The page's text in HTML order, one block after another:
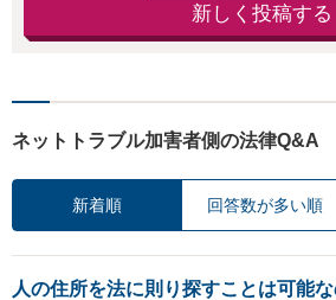
新しく投稿する
ネットトラブル加害者側の法律Q&A
新着順 回答数が多い順
人の住所を法に則り探すことは可能な